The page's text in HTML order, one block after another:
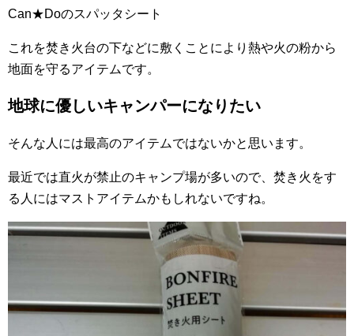
Can★Doのスパッタシート
これを焚き火台の下などに敷くことにより熱や火の粉から
地面を守るアイテムです。
地球に優しいキャンパーになりたい
そんな人には最高のアイテムではないかと思います。
最近では直火が禁止のキャンプ場が多いので、焚き火をす
る人にはマストアイテムかもしれないですね。